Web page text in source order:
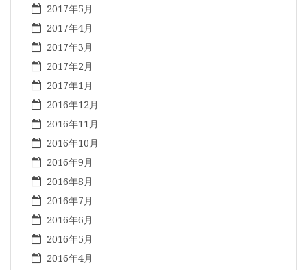
2017年5月
2017年4月
2017年3月
2017年2月
2017年1月
2016年12月
2016年11月
2016年10月
2016年9月
2016年8月
2016年7月
2016年6月
2016年5月
2016年4月